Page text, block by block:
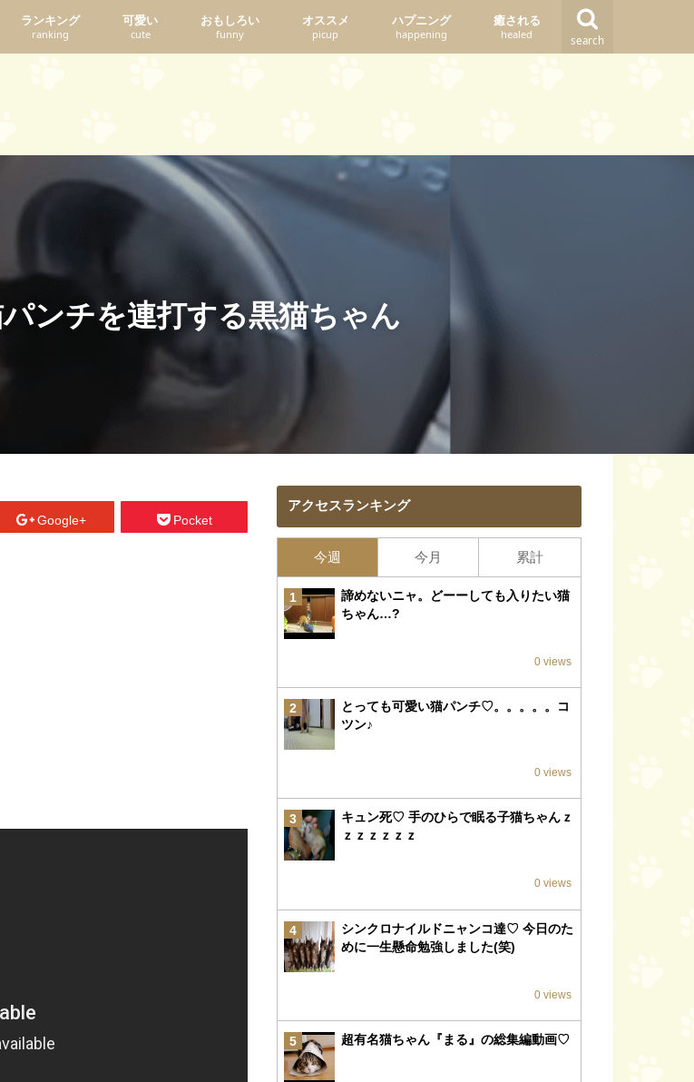
search
ランキング
ranking
可愛い
cute
おもしろい
funny
オススメ
picup
ハプニング
happening
癒される
healed
ンチを連打する黒猫ちゃん
Google+ Pocket
アクセスランキング
今週 今月 累計
1
諦めないニャ。どーーしても入りたい猫
ちゃん…?
0 views
2
とっても可愛い猫パンチ♡。。。。。コ
ツン♪
0 views
3
キュン死♡ 手のひらで眠る子猫ちゃんｚ
ｚｚｚｚｚｚ
0 views
4
シンクロナイルドニャンコ達♡ 今日のた
めに一生懸命勉強しました(笑)
0 views
5 超有名猫ちゃん『まる』の総集編動画♡